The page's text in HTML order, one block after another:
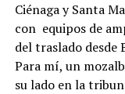
Ciénaga y Santa
con equipos de
del traslado desde
Para mí, un
su lado en la